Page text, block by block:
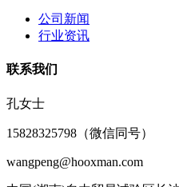
公司新闻
行业资讯
联系我们
孔女士
15828325798（微信同号）
wangpeng@hooxman.com